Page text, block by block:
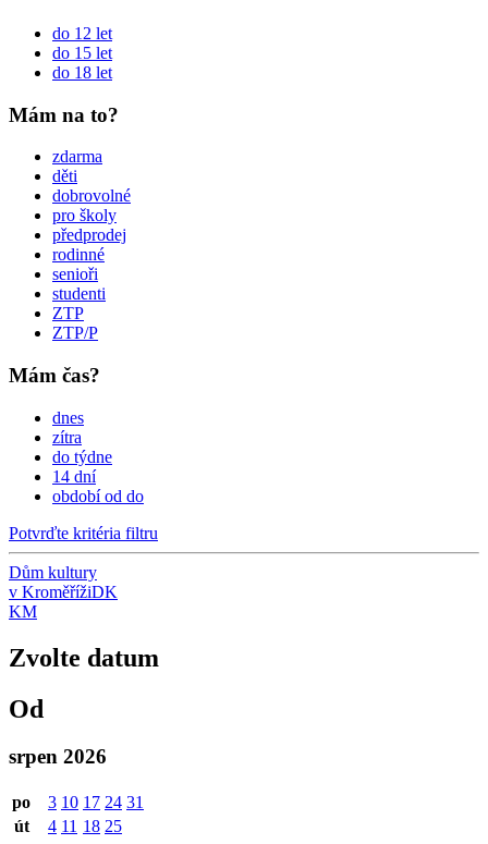
do 12 let
do 15 let
do 18 let
Mám na to?
zdarma
děti
dobrovolné
pro školy
předprodej
rodinné
senioři
studenti
ZTP
ZTP/P
Mám čas?
dnes
zítra
do týdne
14 dní
období od do
Potvrďte kritéria filtru
Dům kultury
v KroměřížiDK
KM
Zvolte datum
Od
srpen 2026
po 3 10 17 24 31
út
4 11 18 25